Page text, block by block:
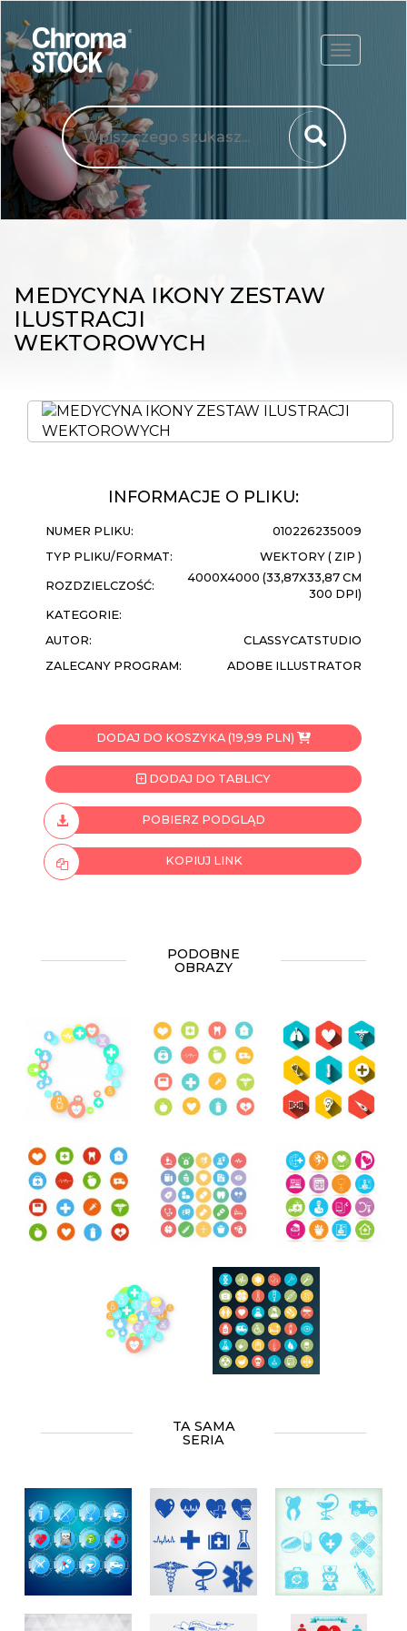
MEDYCYNA IKONY ZESTAW
ILUSTRACJI
WEKTOROWYCH
INFORMACJE O PLIKU:
NUMER PLIKU:
010226235009
TYP PLIKU/FORMAT:
WEKTORY ( ZIP )
ROZDZIELCZOŚĆ:
4000X4000 (33,87X33,87 CM
300 DPI)
KATEGORIE:
AUTOR:
CLASSYCATSTUDIO
ZALECANY PROGRAM:
ADOBE ILLUSTRATOR
DODAJ DO KOSZYKA (19,99 PLN)
DODAJ DO TABLICY
POBIERZ PODGLĄD
KOPIUJ LINK
PODOBNE
OBRAZY
TA SAMA
SERIA